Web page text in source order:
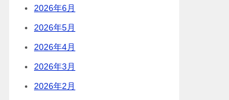
2026年6月
2026年5月
2026年4月
2026年3月
2026年2月